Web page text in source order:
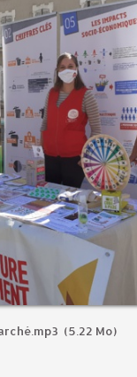
(5.22 Mo)